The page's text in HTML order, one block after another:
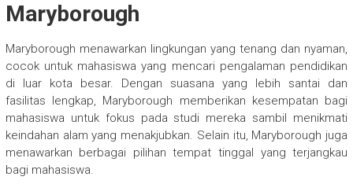
Maryborough
Maryborough menawarkan lingkungan yang tenang dan nyaman,
cocok untuk mahasiswa yang mencari pengalaman pendidikan
di luar kota besar. Dengan suasana yang lebih santai dan
fasilitas lengkap, Maryborough memberikan kesempatan bagi
mahasiswa untuk fokus pada studi mereka sambil menikmati
keindahan alam yang menakjubkan. Selain itu, Maryborough juga
menawarkan berbagai pilihan tempat tinggal yang terjangkau
bagi mahasiswa.